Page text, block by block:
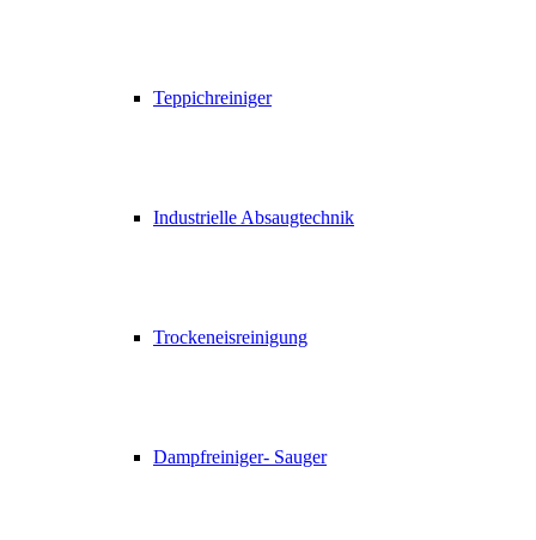
Teppichreiniger
Industrielle Absaugtechnik
Trockeneisreinigung
Dampfreiniger- Sauger